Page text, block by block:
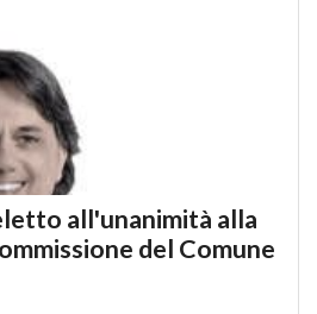
all'unanimità alla
del Comune